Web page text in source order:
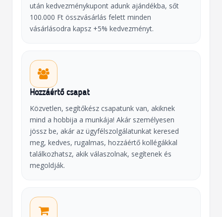
után kedvezménykupont adunk ajándékba, sőt
100.000 Ft összvásárlás felett minden
vásárlásodra kapsz +5% kedvezményt.
Hozzáértő csapat
Közvetlen, segítőkész csapatunk van, akiknek
mind a hobbija a munkája! Akár személyesen
jössz be, akár az ügyfélszolgálatunkat keresed
meg, kedves, rugalmas, hozzáértő kollégákkal
találkozhatsz, akik válaszolnak, segítenek és
megoldják.